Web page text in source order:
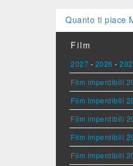
Quanto ti piace
Film
2027 - 2026 -
Film imperdibili
Film imperdibili
Film imperdibili
Film imperdibili
Film imperdibili